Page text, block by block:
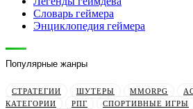
Словарь геймера
Энциклопедия геймера
Популярные жанры
СТРАТЕГИИ ШУТЕРЫ MMORPG
КАТЕГОРИИ
РПГ СПОРТИВНЫЕ ИГРЫ